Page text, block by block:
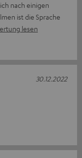
nach einigen
ist die Sprache
lesen
30.12.2022